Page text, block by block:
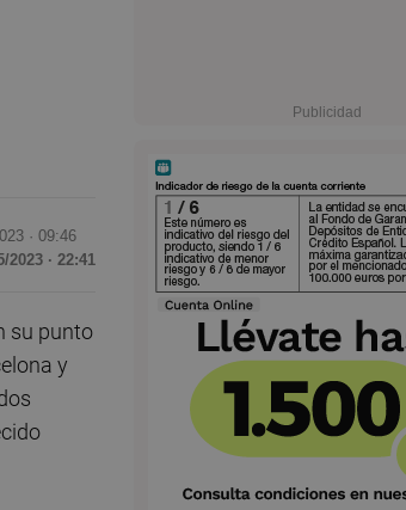
· 09:46
· 22:41
su punto
y